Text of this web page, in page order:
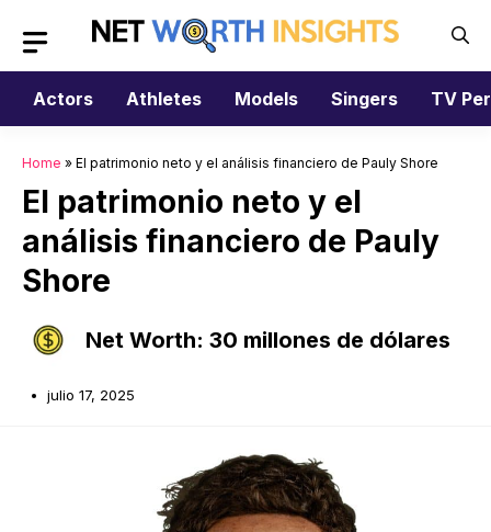
contenido
Actors
Athletes Models Singers TV
Home » El patrimonio neto y el análisis financiero de Pauly Shore
El patrimonio neto y el
análisis financiero de Pauly
Shore
Net Worth: 30 millones de dólares
julio 17, 2025